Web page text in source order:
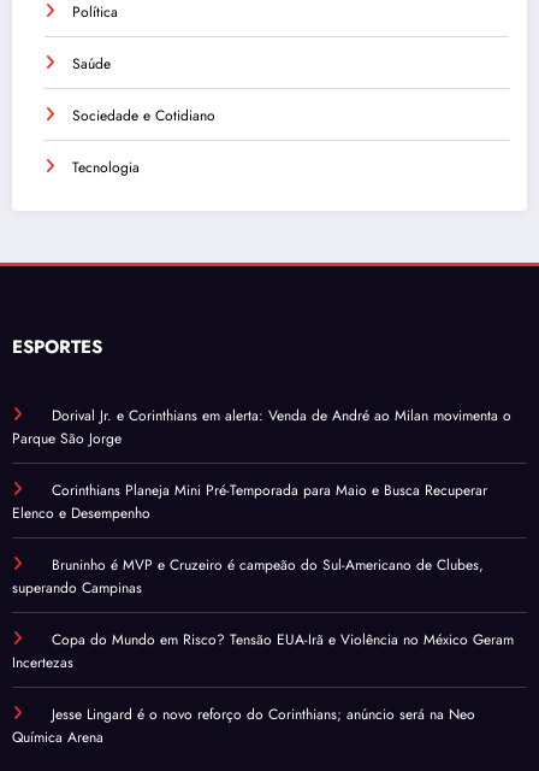
Política
Saúde
Sociedade e Cotidiano
Tecnologia
ESPORTES
Dorival Jr. e Corinthians em alerta: Venda de André ao Milan movimenta o
Parque São Jorge
Corinthians Planeja Mini Pré-Temporada para Maio e Busca Recuperar
Elenco e Desempenho
Bruninho é MVP e Cruzeiro é campeão do Sul-Americano de Clubes,
superando Campinas
Copa do Mundo em Risco? Tensão EUA-Irã e Violência no México Geram
Incertezas
Jesse Lingard é o novo reforço do Corinthians; anúncio será na Neo
Química Arena